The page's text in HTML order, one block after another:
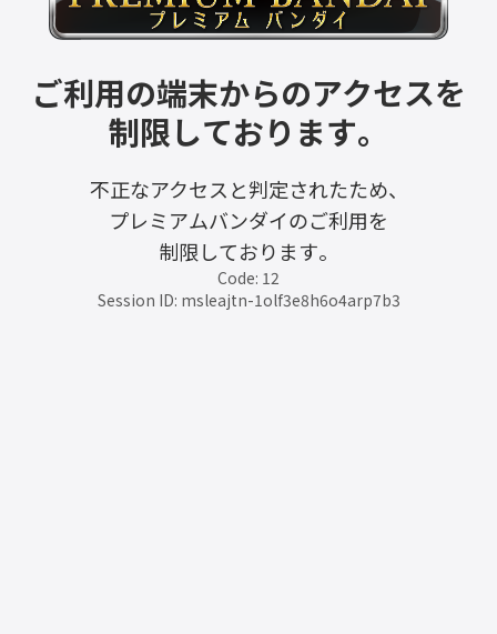
ご利用の端末からのアクセスを
制限しております。
不正なアクセスと判定されたため、
プレミアムバンダイのご利用を
制限しております。
Code: 12
Session ID: msleajtn-1olf3e8h6o4arp7b3